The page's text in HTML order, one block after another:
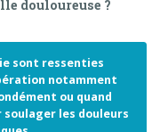
douloureuse ?
sont ressenties
notamment
ou quand
les douleurs